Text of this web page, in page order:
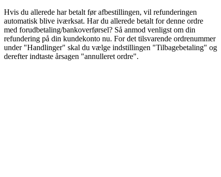
Hvis du allerede har betalt før afbestillingen, vil refunderingen
automatisk blive iværksat. Har du allerede betalt for denne ordre
med forudbetaling/bankoverførsel? Så anmod venligst om din
refundering på din kundekonto nu. For det tilsvarende ordrenummer
under "Handlinger" skal du vælge indstillingen "Tilbagebetaling" og
derefter indtaste årsagen "annulleret ordre".